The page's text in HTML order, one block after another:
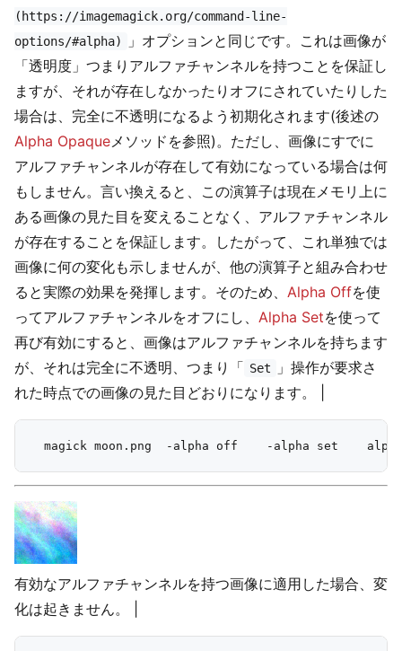
(https://imagemagick.org/command-line-
options/#alpha)
」オプションと同じです。これは画像が
「透明度」つまりアルファチャンネルを持つことを保証し
ますが、それが存在しなかったりオフにされていたりした
場合は、完全に不透明になるよう初期化されます(後述の
Alpha Opaque メソッドを参照)。ただし、画像にすでに
アルファチャンネルが存在して有効になっている場合は何
もしません。言い換えると、この演算子は現在メモリ上に
ある画像の見た目を変えることなく、アルファチャンネル
が存在することを保証します。したがって、これ単独では
画像に何の変化も示しませんが、他の演算子と組み合わせ
ると実際の効果を発揮します。そのため、 Alpha Offを使
ってアルファチャンネルをオフにし、 Alpha Setを使って
再び有効にすると、画像はアルファチャンネルを持ちます
が、それは完全に不透明、つまり「 Set
」操作が要求さ
れた時点での画像の見た目どおりになります。 |
有効なアルファチャンネルを持つ画像に適用した場合、変
化は起きません。 |